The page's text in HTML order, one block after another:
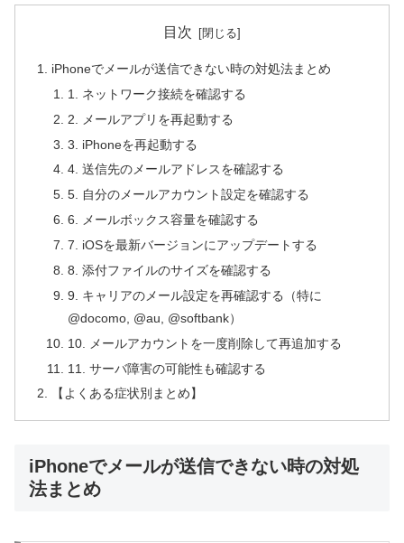
目次
iPhoneでメールが送信できない時の対処法まとめ
1. ネットワーク接続を確認する
2. メールアプリを再起動する
3. iPhoneを再起動する
4. 送信先のメールアドレスを確認する
5. 自分のメールアカウント設定を確認する
6. メールボックス容量を確認する
7. iOSを最新バージョンにアップデートする
8. 添付ファイルのサイズを確認する
9. キャリアのメール設定を再確認する（特に
@docomo, @au, @softbank）
10. メールアカウントを一度削除して再追加する
11. サーバ障害の可能性も確認する
【よくある症状別まとめ】
iPhoneでメールが送信できない時の対処
法まとめ